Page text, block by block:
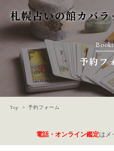
札幌占いの館カバラ
予約フ
Top 予約フォーム
電話・オンライン鑑定はメ